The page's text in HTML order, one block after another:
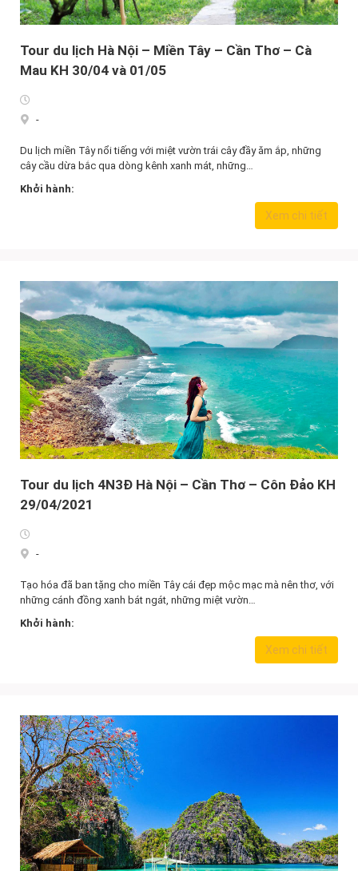
Tour du lịch Hà Nội – Miền Tây – Cần Thơ – Cà
Mau KH 30/04 và 01/05
-
Du lịch miền Tây nổi tiếng với miệt vườn trái cây đầy ăm ắp, những
cây cầu dừa bắc qua dòng kênh xanh mát, những…
Khởi hành:
Xem chi tiết
Tour du lịch 4N3Đ Hà Nội – Cần Thơ – Côn Đảo KH
29/04/2021
-
Tạo hóa đã ban tặng cho miền Tây cái đẹp mộc mạc mà nên thơ, với
những cánh đồng xanh bát ngát, những miệt vườn…
Khởi hành:
Xem chi tiết